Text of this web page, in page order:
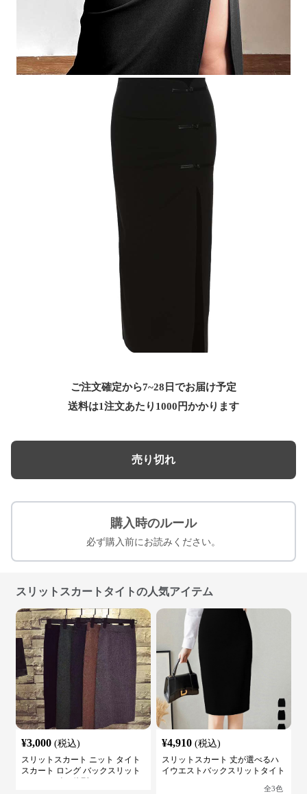
ご注文確定から7~28日でお届け予定
送料は1注文あたり 1000 円かかります
売り切れ
購入時のルール
必ず購入前にお読みください。
スリットスカートタイトの人気アイテム
¥3,000 (税込)
スリットスカート ニット タイト
スカート ロング バックスリット
¥4,910 (税込)
スリットスカート 丈が選べるハ
イウエストバックスリットタイト
全3色